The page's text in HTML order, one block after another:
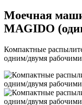
Моечная
MAGIDO
Компактные
одним/двумя